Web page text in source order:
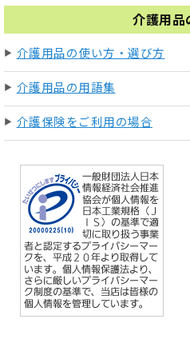
介護用品
介護用品の使い方・選び方
介護用品の用語集
介護保険をご利用の場合